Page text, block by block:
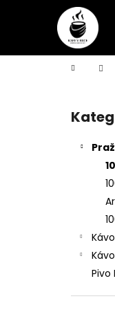
Domů
Přeskočit
kategorie
Pivo
í
Zpět
do
Zpět
do